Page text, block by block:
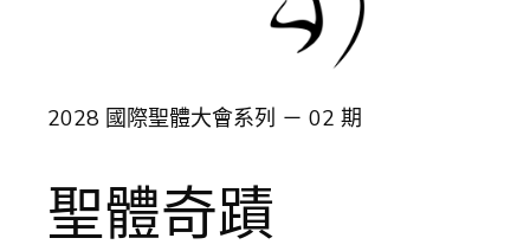
2028 國際聖體大會系列 － 02 期
聖體奇蹟